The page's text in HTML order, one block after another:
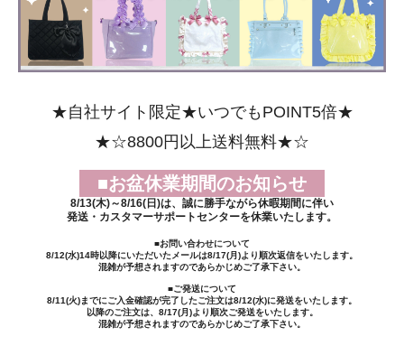
★自社サイト限定★いつでもPOINT5倍★
★☆8800円以上送料無料★☆
■お盆休業期間のお知らせ
8/13(木)～8/16(日)は、誠に勝手ながら休暇期間に伴い
発送・カスタマーサポートセンターを休業いたします。
■お問い合わせについて
8/12(水)14時以降にいただいたメールは8/17(月)より順次返信をいたします。
混雑が予想されますのであらかじめご了承下さい。
■ご発送について
8/11(火)までにご入金確認が完了したご注文は8/12(水)に発送をいたします。
以降のご注文は、8/17(月)より順次ご発送をいたします。
混雑が予想されますのであらかじめご了承下さい。